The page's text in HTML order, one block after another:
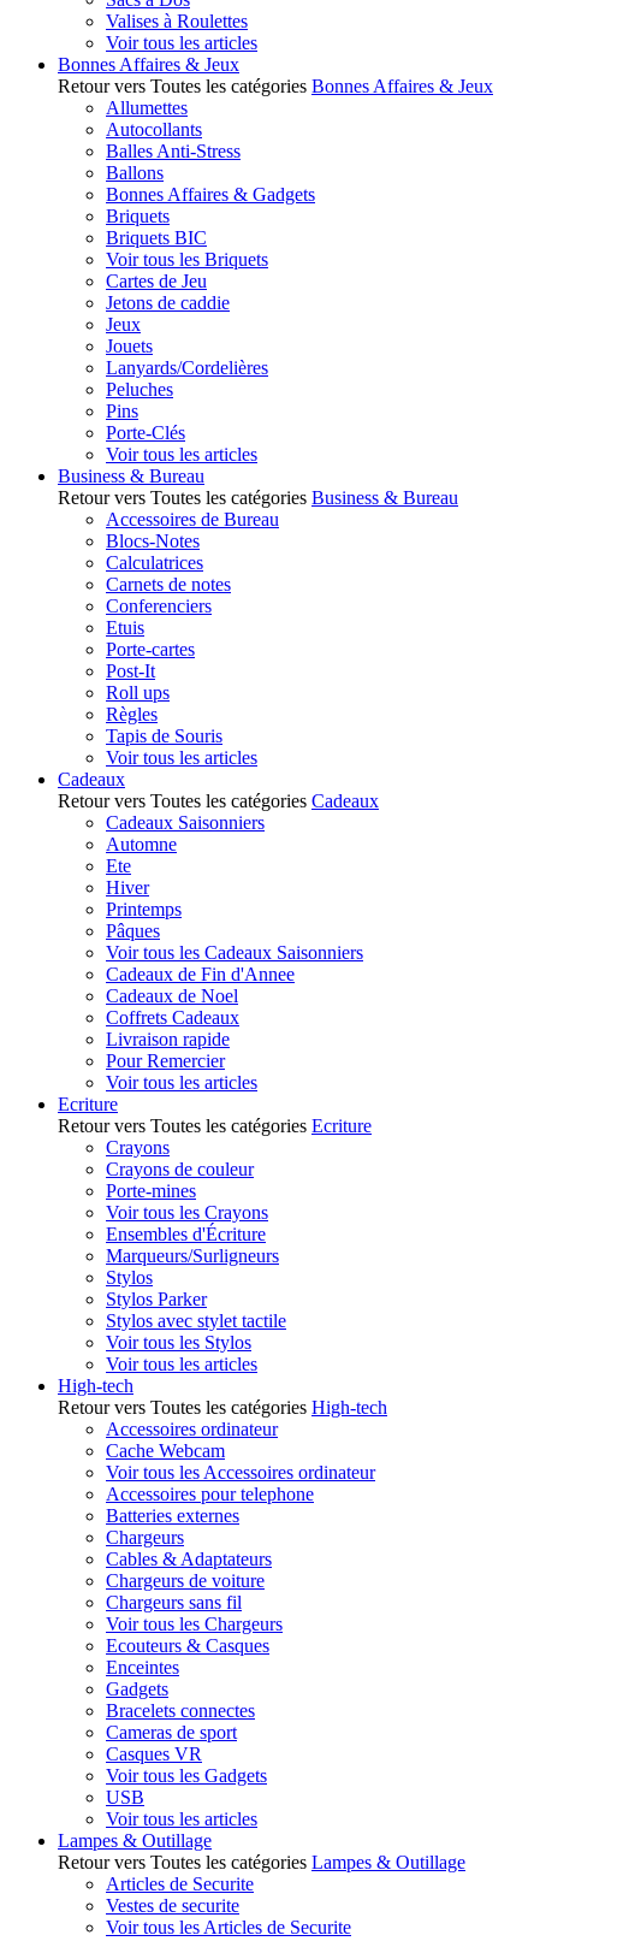
Valises à Roulettes
Voir tous les articles
Bonnes Affaires & Jeux
Retour vers Toutes les catégories Bonnes Affaires & Jeux
Allumettes
Autocollants
Balles Anti-Stress
Ballons
Bonnes Affaires & Gadgets
Briquets
Briquets BIC
Voir tous les Briquets
Cartes de Jeu
Jetons de caddie
Jeux
Jouets
Lanyards/Cordelières
Peluches
Pins
Porte-Clés
Voir tous les articles
Business & Bureau
Retour vers Toutes les catégories Business & Bureau
Accessoires de Bureau
Blocs-Notes
Calculatrices
Carnets de notes
Conferenciers
Etuis
Porte-cartes
Post-It
Roll ups
Règles
Tapis de Souris
Voir tous les articles
Cadeaux
Retour vers Toutes les catégories Cadeaux
Cadeaux Saisonniers
Automne
Ete
Hiver
Printemps
Pâques
Voir tous les Cadeaux Saisonniers
Cadeaux de Fin d'Annee
Cadeaux de Noel
Coffrets Cadeaux
Livraison rapide
Pour Remercier
Voir tous les articles
Ecriture
Retour vers Toutes les catégories Ecriture
Crayons
Crayons de couleur
Porte-mines
Voir tous les Crayons
Ensembles d'Écriture
Marqueurs/Surligneurs
Stylos
Stylos Parker
Stylos avec stylet tactile
Voir tous les Stylos
Voir tous les articles
High-tech
Retour vers Toutes les catégories High-tech
Accessoires ordinateur
Cache Webcam
Voir tous les Accessoires ordinateur
Accessoires pour telephone
Batteries externes
Chargeurs
Cables & Adaptateurs
Chargeurs de voiture
Chargeurs sans fil
Voir tous les Chargeurs
Ecouteurs & Casques
Enceintes
Gadgets
Bracelets connectes
Cameras de sport
Casques VR
Voir tous les Gadgets
USB
Voir tous les articles
Lampes & Outillage
Retour vers Toutes les catégories Lampes & Outillage
Articles de Securite
Vestes de securite
Voir tous les Articles de Securite